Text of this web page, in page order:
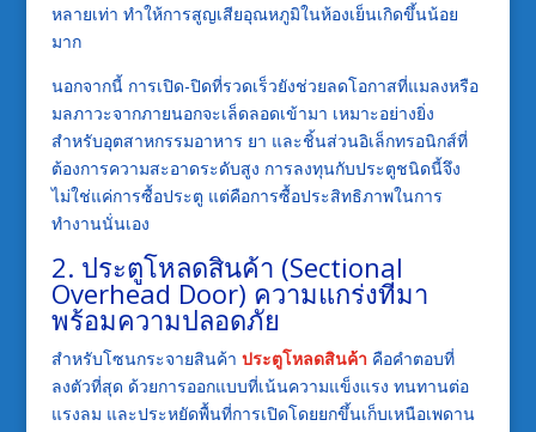
หลายเท่า ทำให้การสูญเสียอุณหภูมิในห้องเย็นเกิดขึ้นน้อย
มาก
นอกจากนี้ การเปิด-ปิดที่รวดเร็วยังช่วยลดโอกาสที่แมลงหรือ
มลภาวะจากภายนอกจะเล็ดลอดเข้ามา เหมาะอย่างยิ่ง
สำหรับอุตสาหกรรมอาหาร ยา และชิ้นส่วนอิเล็กทรอนิกส์ที่
ต้องการความสะอาดระดับสูง การลงทุนกับประตูชนิดนี้จึง
ไม่ใช่แค่การซื้อประตู แต่คือการซื้อประสิทธิภาพในการ
ทำงานนั่นเอง
2. ประตูโหลดสินค้า (Sectional
Overhead Door) ความแกร่งที่มา
พร้อมความปลอดภัย
สำหรับโซนกระจายสินค้า ประตูโหลดสินค้า คือคำตอบที่
ลงตัวที่สุด ด้วยการออกแบบที่เน้นความแข็งแรง ทนทานต่อ
แรงลม และประหยัดพื้นที่การเปิดโดยยกขึ้นเก็บเหนือเพดาน